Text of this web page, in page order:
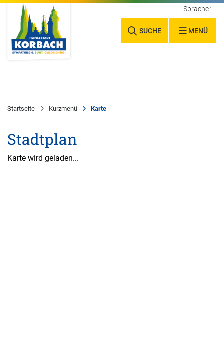
SUCHE MENÜ
Sprache
Startseite Kurzmenü Karte
Stadtplan
Karte wird geladen...